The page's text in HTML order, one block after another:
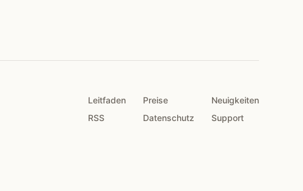
Leitfaden Preise
Neuigkeiten
RSS
Datenschutz Support